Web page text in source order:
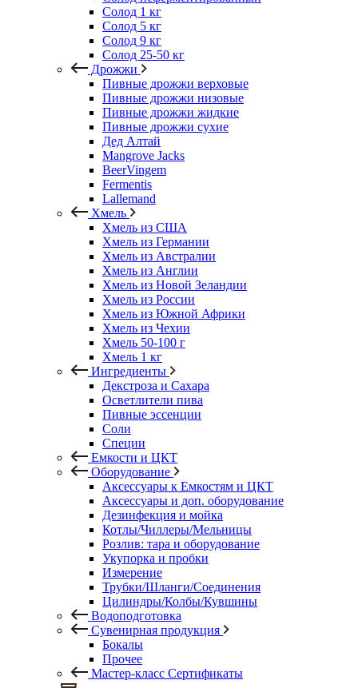
Солод 1 кг
Солод 5 кг
Солод 9 кг
Солод 25-50 кг
Дрожжи
Пивные дрожжи верховые
Пивные дрожжи низовые
Пивные дрожжи жидкие
Пивные дрожжи сухие
Дед Алтай
Mangrove Jacks
BeerVingem
Fermentis
Lallemand
Хмель
Хмель из США
Хмель из Германии
Хмель из Австралии
Хмель из Англии
Хмель из Новой Зеландии
Хмель из России
Хмель из Южной Африки
Хмель из Чехии
Хмель 50-100 г
Хмель 1 кг
Ингредиенты
Декстроза и Сахара
Осветлители пива
Пивные эссенции
Соли
Специи
Емкости и ЦКТ
Оборудование
Аксессуары к Емкостям и ЦКТ
Аксессуары и доп. оборудование
Дезинфекция и мойка
Котлы/Чиллеры/Мельницы
Розлив: тара и оборудование
Укупорка и пробки
Измерение
Трубки/Шланги/Соединения
Цилиндры/Колбы/Кувшины
Водоподготовка
Сувенирная продукция
Бокалы
Прочее
Мастер-класс Сертификаты